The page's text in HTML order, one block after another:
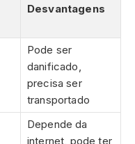
Desvantagens
Pode ser
danificado,
precisa ser
transportado
Depende da
internet, pode ter